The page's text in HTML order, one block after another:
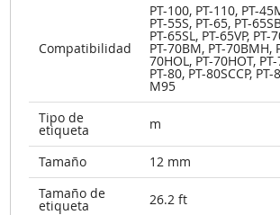
Compatibilidad
PT-100, PT-110, PT-
PT-55S, PT-65, PT-
PT-65SL, PT-65VP, PT-
PT-70BM, PT-70BMH,
70HOL, PT-70HOT, PT-
PT-80, PT-80SCCP, PT-
M95
Tipo de
etiqueta m
Tamaño
12 mm
Tamaño de
etiqueta 26.2 ft